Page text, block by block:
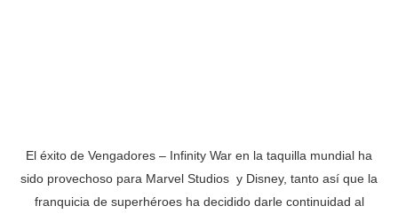
El éxito de Vengadores – Infinity War en la taquilla mundial ha
sido provechoso para Marvel Studios y Disney, tanto así que la
franquicia de superhéroes ha decidido darle continuidad al